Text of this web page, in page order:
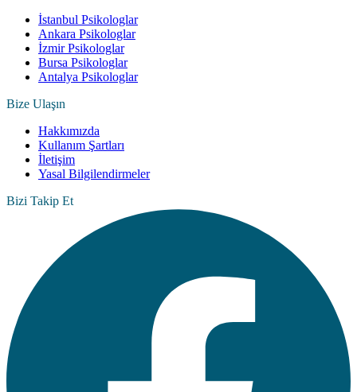
İstanbul Psikologlar
Ankara Psikologlar
İzmir Psikologlar
Bursa Psikologlar
Antalya Psikologlar
Bize Ulaşın
Hakkımızda
Kullanım Şartları
İletişim
Yasal Bilgilendirmeler
Bizi Takip Et